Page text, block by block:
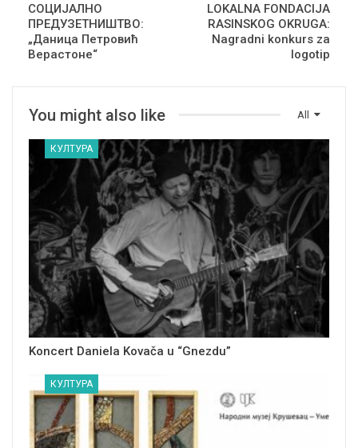
СОЦИЈАЛНО
ПРЕДУЗЕТНИШТВО:
„Даница Петровић
Верастоне“
LOKALNA FONDACIJA
RASINSKOG OKRUGA:
Nagradni konkurs za
logotip
All
You might also like
КУЛТУРА
Koncert Daniela Kovača u “Gnezdu”
КУЛТУРА